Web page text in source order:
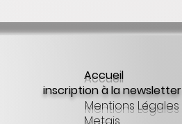
Accueil
inscription à la newsletter
Mentions Légales